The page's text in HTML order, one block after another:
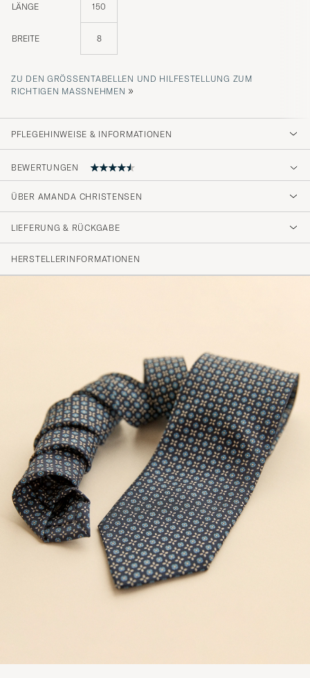
LÄNGE 150
BREITE 8
ZU DEN GRÖSSENTABELLEN UND HILFESTELLUNG ZUM R
ICHTIGEN MASSNEHMEN
»
PFLEGEHINWEISE & INFORMATIONEN
BEWERTUNGEN
4.5
(14)
(2)
Känns lite budget. Blir en helt OK four-in-
hand-knut. Men sämre an andra A
Christensen-slipsar.
GABRIEL H GEKAUFT AM AUF CAREOFCARL.SE
Ni har förstklassiga varor och därför handlar
jag hos er .Ni är dessutom snabba och
pålitliga.
THOMAS D GEKAUFT AM AUF CAREOFCARL.SE
Fargen var som forventet og raskt levert :)
ÜBER AMANDA CHRISTENSEN
LIEFERUNG & RÜCKGABE
HERSTELLERINFORMATIONEN